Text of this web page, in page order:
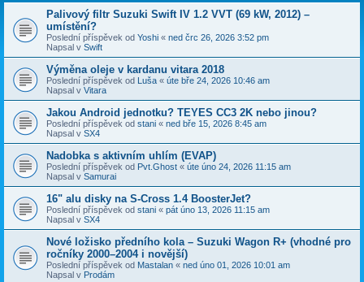
Palivový filtr Suzuki Swift IV 1.2 VVT (69 kW, 2012) –
umístění?
Poslední příspěvek od Yoshi « ned črc 26, 2026 3:52 pm
Napsal v Swift
Výměna oleje v kardanu vitara 2018
Poslední příspěvek od Luša « úte bře 24, 2026 10:46 am
Napsal v Vitara
Jakou Android jednotku? TEYES CC3 2K nebo jinou?
Poslední příspěvek od stani « ned bře 15, 2026 8:45 am
Napsal v SX4
Nadobka s aktivním uhlím (EVAP)
Poslední příspěvek od Pvt.Ghost « úte úno 24, 2026 11:15 am
Napsal v Samurai
16" alu disky na S-Cross 1.4 BoosterJet?
Poslední příspěvek od stani « pát úno 13, 2026 11:15 am
Napsal v SX4
​Nové ložisko předního kola – Suzuki Wagon R+ (vhodné pro
ročníky 2000–2004 i novější)
Poslední příspěvek od Mastalan « ned úno 01, 2026 10:01 am
Napsal v Prodám